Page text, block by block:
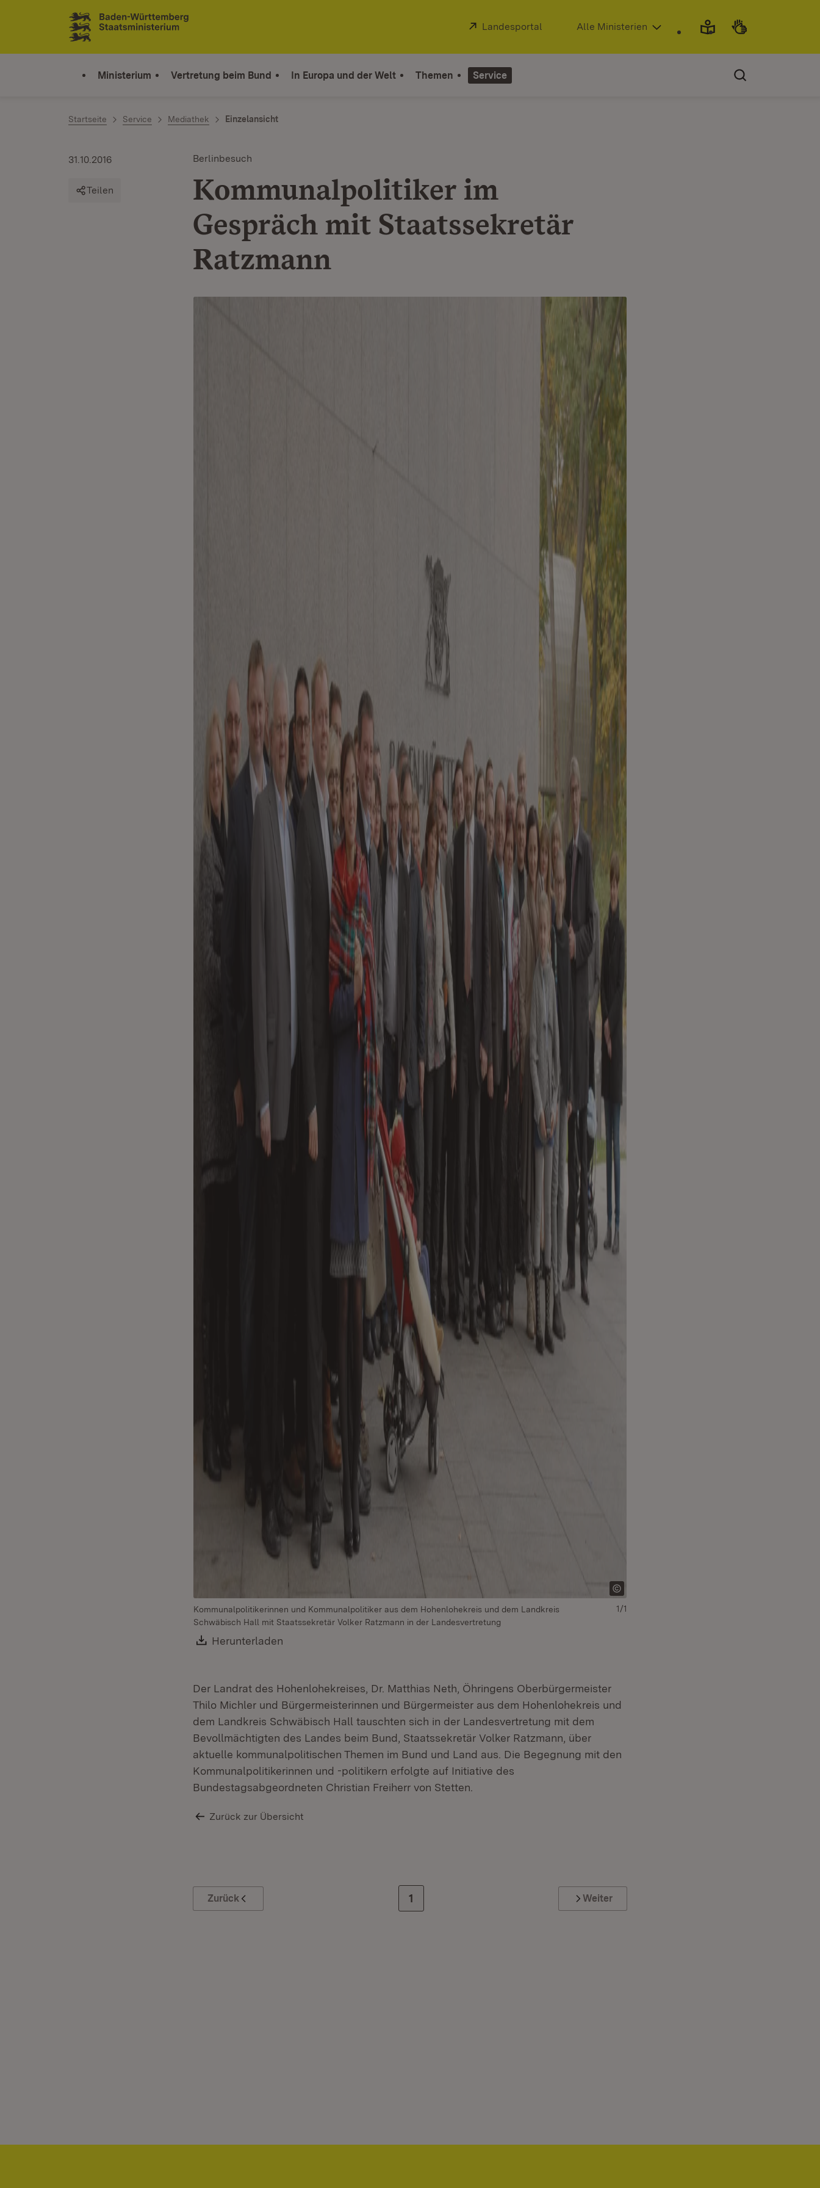
Zum Inhalt springen
Link zur Startseite
Extern:
Landesportal (Öffnet in neuem Fenster)
Alle Ministerien
Ministerium Vertretung beim Bund In Europa und der Welt Themen Service
Startseite Service Mediathek Einzelansicht
Berlinbesuch
Kommunalpolitiker im
Gespräch mit Staatssekretär
Ratzmann
31.10.2016
Teilen
Kommunalpolitikerinnen und Kommunalpolitiker aus dem Hohenlohekreis und dem Landkreis
Schwäbisch Hall mit Staatssekretär Volker Ratzmann in der Landesvertretung
Download:
Herunterladen
1/1
Der Landrat des Hohenlohekreises, Dr. Matthias Neth, Öhringens Oberbürgermeister
Thilo Michler und Bürgermeisterinnen und Bürgermeister aus dem Hohenlohekreis und
dem Landkreis Schwäbisch Hall tauschten sich in der Landesvertretung mit dem
Bevollmächtigten des Landes beim Bund, Staatssekretär Volker Ratzmann, über
aktuelle kommunalpolitischen Themen im Bund und Land aus. Die Begegnung mit den
Kommunalpolitikerinnen und -politikern erfolgte auf Initiative des
Bundestagsabgeordneten Christian Freiherr von Stetten.
Zurück zur Übersicht
Zurück Zur letzten Seite
1 Weiter